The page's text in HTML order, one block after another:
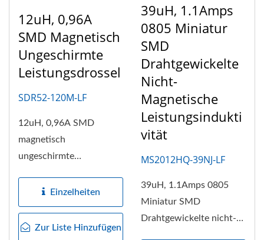
12uH, 0,96A
SMD Magnetisch
Ungeschirmte
Leistungsdrossel
SDR52-120M-LF
12uH, 0,96A SMD
magnetisch
ungeschirmte
Bauform von nur
5,8x5,2x2,5mm....
Einzelheiten
Zur Liste Hinzufügen
39uH, 1.1Amps
0805 Miniatur
SMD
Drahtgewickelte
Nicht-
Magnetische
Leistungsindukti
Vität
MS2012HQ-39NJ-LF
39uH, 1.1Amps 0805
Miniatur SMD
Drahtgewickelte nicht-